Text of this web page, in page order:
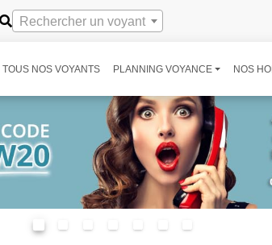
Rechercher un voyant
TOUS NOS VOYANTS PLANNING VOYANCE NOS